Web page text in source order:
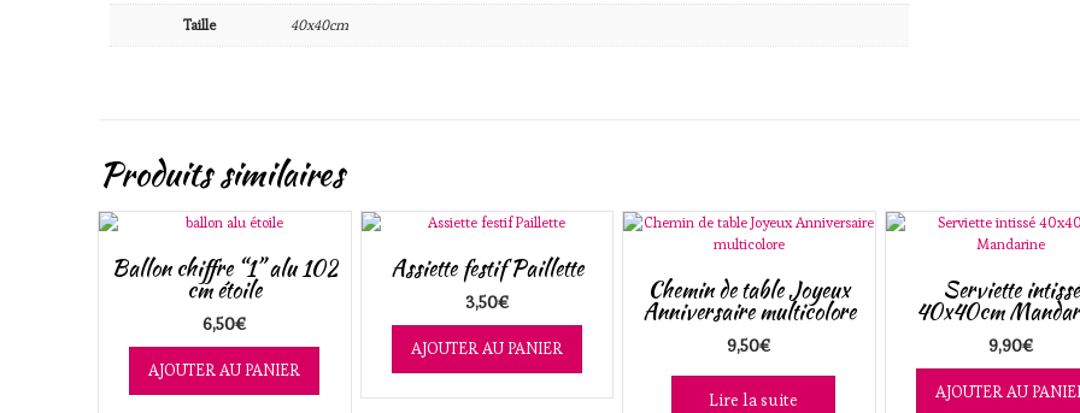
Taille 40x40cm
Produits similaires
Ballon chiffre “1” alu 102
cm étoile
6,50€
AJOUTER AU PANIER
Assiette festif Paillette
3,50€
AJOUTER AU PANIER
Chemin de table Joyeux
Anniversaire multicolore
9,50€
Lire la suite
Serviette intissé
40x40cm
9,90€
AJOUTER AU